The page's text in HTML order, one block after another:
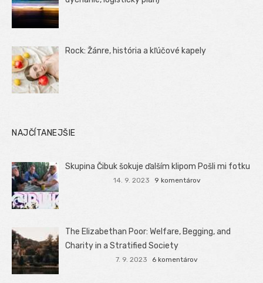
Rock: Žánre, história a kľúčové kapely
NAJČÍTANEJŠIE
Skupina Čibuk šokuje ďalším klipom Pošli mi fotku
14. 9. 2023 9 komentárov
The Elizabethan Poor: Welfare, Begging, and
Charity in a Stratified Society
7. 9. 2023 6 komentárov